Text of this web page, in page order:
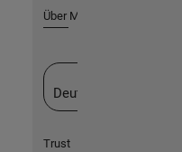
Über MathWorks
Deutschland
Trust